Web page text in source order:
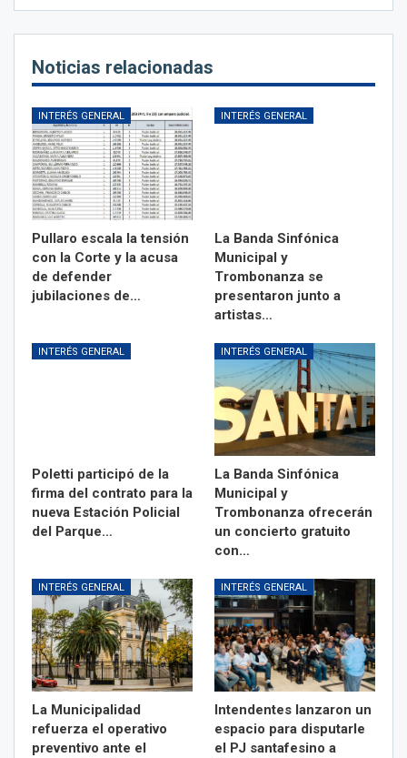
Noticias relacionadas
INTERÉS GENERAL
Pullaro escala la tensión
con la Corte y la acusa
de defender
jubilaciones de…
INTERÉS GENERAL
La Banda Sinfónica
Municipal y
Trombonanza se
presentaron junto a
artistas…
INTERÉS GENERAL
Poletti participó de la
firma del contrato para la
nueva Estación Policial
del Parque…
INTERÉS GENERAL
La Banda Sinfónica
Municipal y
Trombonanza ofrecerán
un concierto gratuito
con…
INTERÉS GENERAL
La Municipalidad
refuerza el operativo
preventivo ante el
INTERÉS GENERAL
Intendentes lanzaron un
espacio para disputarle
el PJ santafesino a